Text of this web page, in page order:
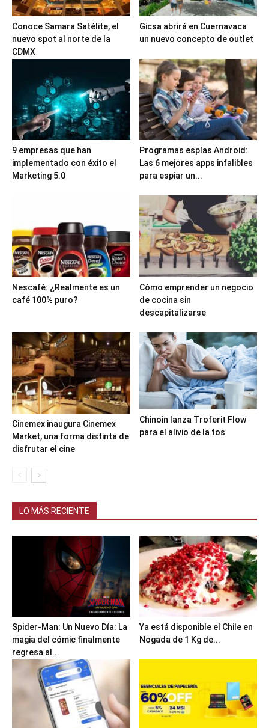
Conoce Samara Satélite, el
nuevo spot al norte de la
CDMX
Gicsa abrirá en Cuernavaca
un nuevo concepto de outlet
9 empresas que han
implementado con éxito el
Marketing 5.0
Programas espías Android:
Las 6 mejores apps infalibles
para espiar un...
Nescafé: ¿Realmente es un
café 100% puro?
Cómo emprender un negocio
de cocina sin
descapitalizarse
Cinemex inaugura Cinemex
Market, una forma distinta de
disfrutar el cine
Chinoin lanza Troferit Flow
para el alivio de la tos
LO MÁS RECIENTE
Spider-Man: Un Nuevo Día: La
magia del cómic finalmente
regresa al...
Ya está disponible el Chile en
Nogada de 1 Kg de...